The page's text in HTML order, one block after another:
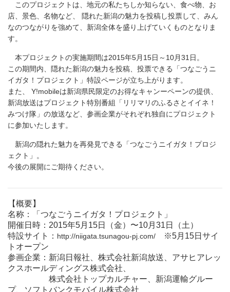
このプロジェクトは、地元の私たちしか知らない、食べ物、お
店、景色、名物など、 隠れた新潟の魅力を投稿し投票して、みん
なのつながりを強めて、新潟全体を盛り上げていくものとなりま
す。
本プロジェクトの実施期間は2015年5月15日～10月31日。
この期間内、隠れた新潟の魅力を投稿、投票できる「つなごうニ
イガタ！プロジェクト」特設ページが立ち上がります。
また、 Y!mobileは新潟県民限定のお得なキャンーペーンの提供、
新潟放送はプロジェクト特別番組「リリマリのふるさとイイネ！
みつけ隊」の放送など、参画企業がそれぞれ独自にプロジェクト
に参加いたします。
新潟の隠れた魅力を再発見できる「つなごうニイガタ！プロジ
ェクト」。
今後の展開にご期待ください。
【概要】
名称：「つなごうニイガタ！プロジェクト」
開催日時：2015年5月15日（金）〜10月31日（土）
特設サイト： http://niigata.tsunagou-pj.com/ ※5月15日サイ
トオープン
参画企業：新潟日報社、株式会社新潟放送、アサヒアレッ
クスホールディングス株式会社、
株式会社トップカルチャー、新潟運輸グルー
プ、ソフトバンクモバイル株式会社